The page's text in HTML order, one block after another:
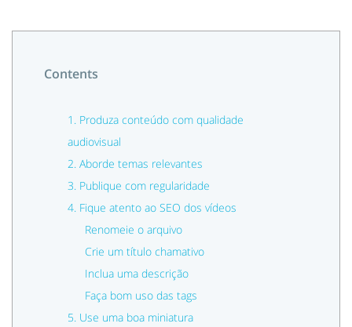
Contents
1. Produza conteúdo com qualidade
audiovisual
2. Aborde temas relevantes
3. Publique com regularidade
4. Fique atento ao SEO dos vídeos
Renomeie o arquivo
Crie um título chamativo
Inclua uma descrição
Faça bom uso das tags
5. Use uma boa miniatura